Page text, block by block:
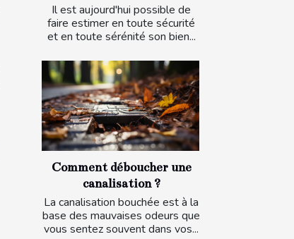
Il est aujourd'hui possible de
faire estimer en toute sécurité
et en toute sérénité son bien...
Comment déboucher une
canalisation ?
La canalisation bouchée est à la
base des mauvaises odeurs que
vous sentez souvent dans vos...